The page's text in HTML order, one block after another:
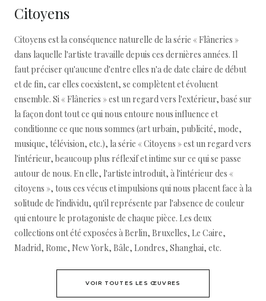
Citoyens
Citoyens est la conséquence naturelle de la série « Flâneries »
dans laquelle l'artiste travaille depuis ces dernières années. Il
faut préciser qu'aucune d'entre elles n'a de date claire de début
et de fin, car elles coexistent, se complètent et évoluent
ensemble. Si « Flâneries » est un regard vers l'extérieur, basé sur
la façon dont tout ce qui nous entoure nous influence et
conditionne ce que nous sommes (art urbain, publicité, mode,
musique, télévision, etc.), la série « Citoyens » est un regard vers
l'intérieur, beaucoup plus réflexif et intime sur ce qui se passe
autour de nous. En elle, l'artiste introduit, à l'intérieur des «
citoyens », tous ces vécus et impulsions qui nous placent face à la
solitude de l'individu, qu'il représente par l'absence de couleur
qui entoure le protagoniste de chaque pièce. Les deux
collections ont été exposées à Berlin, Bruxelles, Le Caire,
Madrid, Rome, New York, Bâle, Londres, Shanghai, etc.
VOIR TOUTES LES ŒUVRES